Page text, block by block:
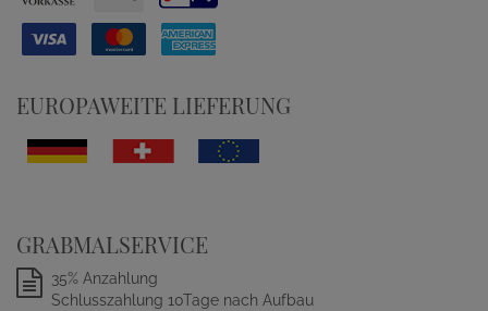
EUROPAWEITE LIEFERUNG
GRABMALSERVICE
35% Anzahlung
Schlusszahlung 10Tage nach Aufbau